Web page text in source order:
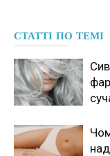
СТАТТІ ПО ТЕМІ